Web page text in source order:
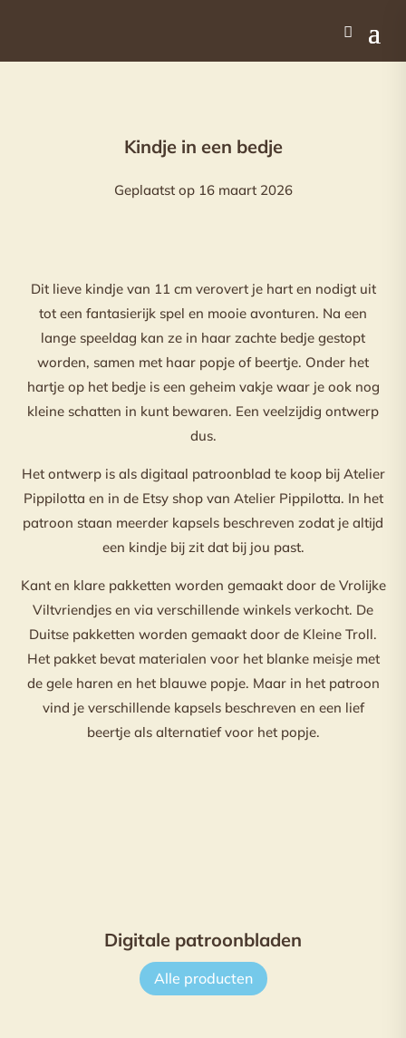
Kindje in een bedje
Geplaatst op 16 maart 2026
Dit lieve kindje van 11 cm verovert je hart en nodigt uit
tot een fantasierijk spel en mooie avonturen. Na een
lange speeldag kan ze in haar zachte bedje gestopt
worden, samen met haar popje of beertje. Onder het
hartje op het bedje is een geheim vakje waar je ook nog
kleine schatten in kunt bewaren. Een veelzijdig ontwerp
dus.
Het ontwerp is als digitaal patroonblad te koop bij Atelier
Pippilotta en in de Etsy shop van Atelier Pippilotta. In het
patroon staan meerder kapsels beschreven zodat je altijd
een kindje bij zit dat bij jou past.
Kant en klare pakketten worden gemaakt door de Vrolijke
Viltvriendjes en via verschillende winkels verkocht. De
Duitse pakketten worden gemaakt door de Kleine Troll.
Het pakket bevat materialen voor het blanke meisje met
de gele haren en het blauwe popje. Maar in het patroon
vind je verschillende kapsels beschreven en een lief
beertje als alternatief voor het popje.
Digitale patroonbladen
Alle producten